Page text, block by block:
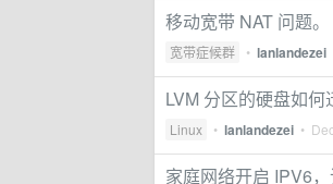
移动宽带 NAT 问题。
宽带症候群 • lanlandezei
LVM 分区的硬盘如何
Linux • lanlandezei •
家庭网络开启 IPV6